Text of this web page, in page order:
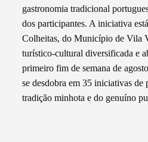
gastronomia tradicional
dos participantes. A iniciativa
Colheitas, do Município de Vila
turístico-cultural diversificada e
primeiro fim de semana de
se desdobra em 35 iniciativas de
tradição minhota e do genuíno